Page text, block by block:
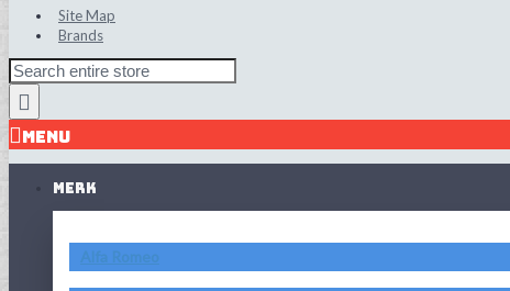
Site Map
Brands
MENU
MERK
Alfa Romeo